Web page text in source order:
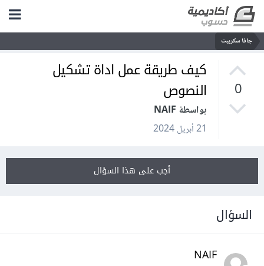
جافا سكريبت
0
كيف طريقة عمل اداة تشكيل
النصوص
بواسطة NAIF
21 أبريل 2024
أجب على هذا السؤال
السؤال
NAIF